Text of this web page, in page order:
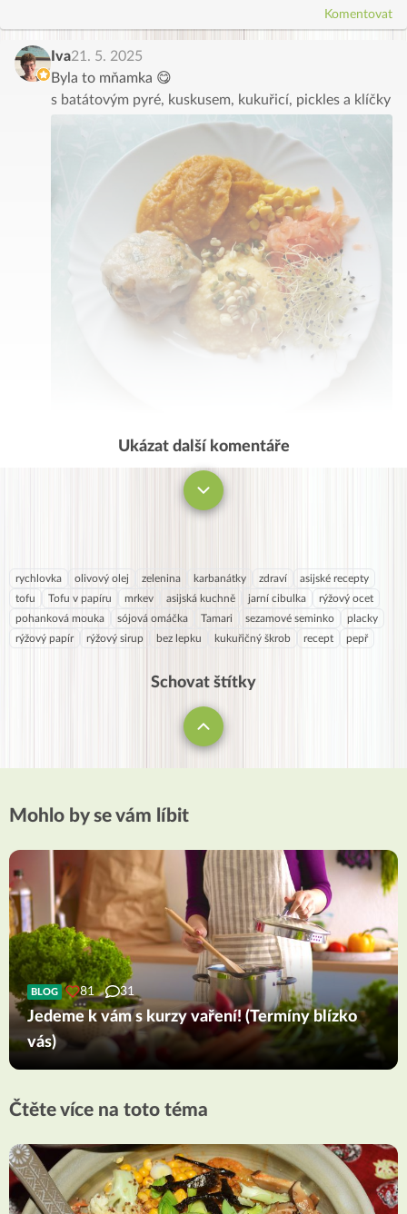
Komentovat
Iva21. 5. 2025
Byla to mňamka 😋
s batátovým pyré, kuskusem, kukuřicí, pickles a klíčky
Ukázat další komentáře
rychlovka olivový olej zelenina karbanátky zdraví
asijské recepty
tofu
Tofu v papíru mrkev asijská kuchně jarní cibulka
rýžový ocet
pohanková mouka
sójová omáčka Tamari sezamové seminko
placky
rýžový papír
rýžový sirup bez lepku kukuřičný škrob recept pepř
Schovat štítky
Mohlo by se vám líbit
BLOG 81 31
Jedeme k vám s kurzy vaření! (Termíny blízko
vás)
Čtěte více na toto téma